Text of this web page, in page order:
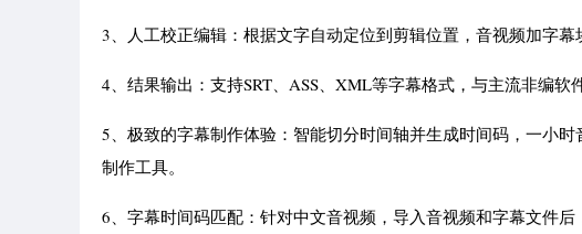
3、人工校正编辑：根据文字自动定位到剪辑位置，音视频加字幕
4、结果输出：支持SRT、ASS、XML等字幕格式，与主流非编软
5、极致的字幕制作体验：智能切分时间轴并生成时间码，一小
制作工具。
6、字幕时间码匹配：针对中文音视频，导入音视频和字幕文件